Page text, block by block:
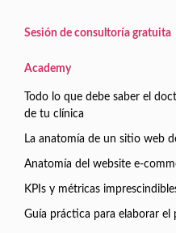
Sesión de consultoría gratuita
Academy
Todo lo que debe saber el
de tu clínica
La anatomía de un sitio web
Anatomía del website e-
KPIs y métricas
Guía práctica para elaborar